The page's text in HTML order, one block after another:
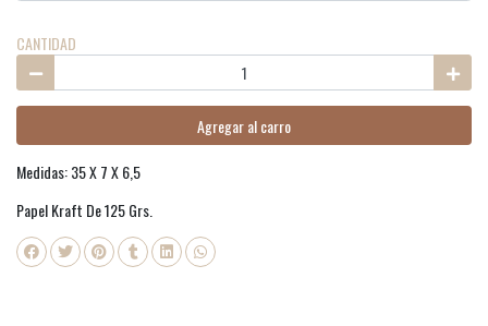
CANTIDAD
Agregar al carro
Medidas: 35 X 7 X 6,5
Papel Kraft De 125 Grs.